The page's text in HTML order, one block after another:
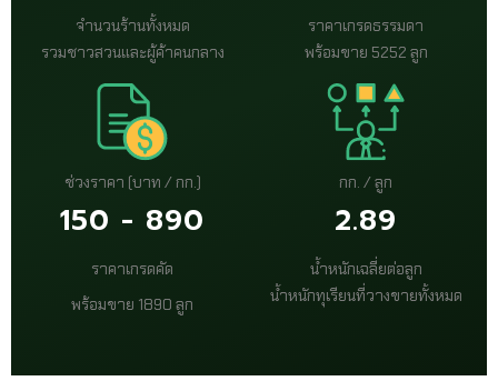
จำนวนร้านทั้งหมด
รวมชาวสวนและผู้ค้าคนกลาง
ราคาเกรดธรรมดา
พร้อมขาย 5252 ลูก
ช่วงราคา (บาท / กก.)
150 - 890
ราคาเกรดคัด
พร้อมขาย 1890 ลูก
กก. / ลูก
2.89
น้ำหนักเฉลี่ยต่อลูก
น้ำหนักทุเรียนที่วางขายทั้งหมด